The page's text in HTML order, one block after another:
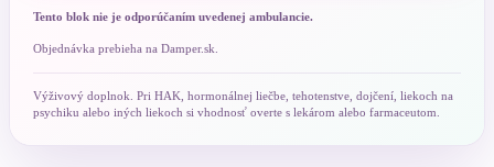
Tento blok nie je odporúčaním uvedenej ambulancie.
Objednávka prebieha na Damper.sk.
Výživový doplnok. Pri HAK, hormonálnej liečbe, tehotenstve, dojčení, liekoch na
psychiku alebo iných liekoch si vhodnosť overte s lekárom alebo farmaceutom.